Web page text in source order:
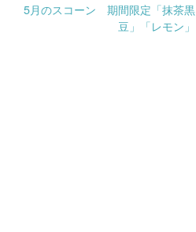
5月のスコーン 期間限定「抹茶黒
豆」「レモン」